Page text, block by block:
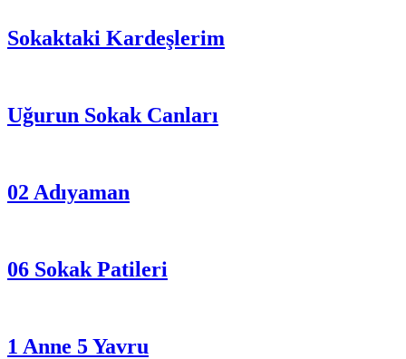
Sokaktaki Kardeşlerim
Uğurun Sokak Canları
02 Adıyaman
06 Sokak Patileri
1 Anne 5 Yavru